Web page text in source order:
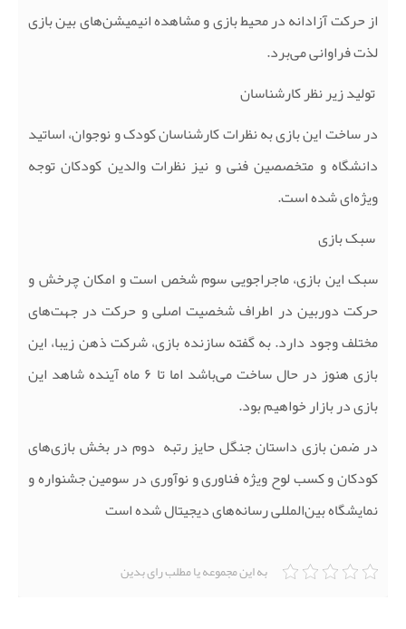
از حرکت آزادانه در محیط بازی و مشاهده انیمیشن‌های بین بازی
لذت فراوانی می‌برد.
تولید زیر نظر کارشناسان
در ساخت این بازی به نظرات کارشناسان کودک و نوجوان، اساتید
دانشگاه و متخصصین فنی و نیز نظرات والدین کودکان توجه
ویژه‌ای شده است.
سبک بازی
سبک این بازی، ماجراجویی سوم شخص است و امکان چرخش و
حرکت دوربین در اطراف شخصیت اصلی و حرکت در جهت‌های
مختلف وجود دارد. به گفته سازنده بازی، شرکت ذهن زیبا، این
بازی هنوز در حال ساخت می‌باشد اما تا ۶ ماه آینده شاهد این
بازی در بازار خواهیم بود.
در ضمن بازی داستان جنگل حایز رتبه دوم در بخش بازی‌های
کودکان و کسب لوح ویژه فناوری و نوآوری در سومین جشنواره و
نمایشگاه بین‌المللی رسانه‌های دیجیتال شده است
به این مجموعه یا مطلب رای بدین